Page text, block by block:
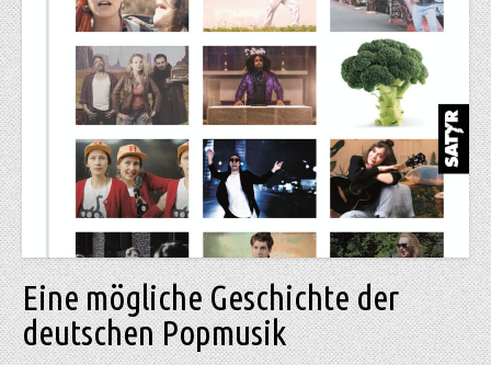
Eine mögliche Geschichte der
deutschen Popmusik